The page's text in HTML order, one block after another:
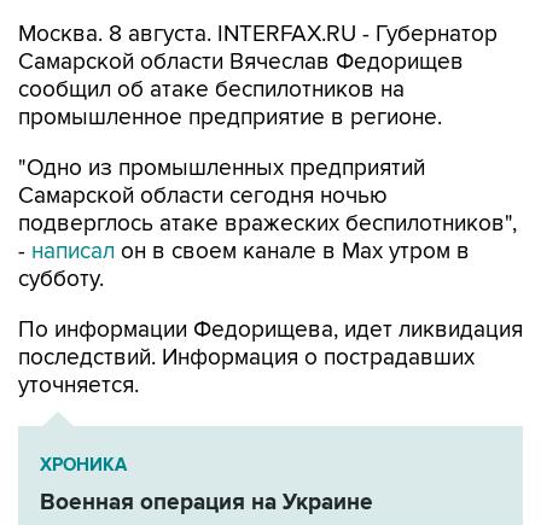
Москва. 8 августа. INTERFAX.RU - Губернатор
Самарской области Вячеслав Федорищев
сообщил об атаке беспилотников на
промышленное предприятие в регионе.
"Одно из промышленных предприятий
Самарской области сегодня ночью
подверглось атаке вражеских беспилотников",
- написал он в своем канале в Max утром в
субботу.
По информации Федорищева, идет ликвидация
последствий. Информация о пострадавших
уточняется.
ХРОНИКА
Военная операция на Украине